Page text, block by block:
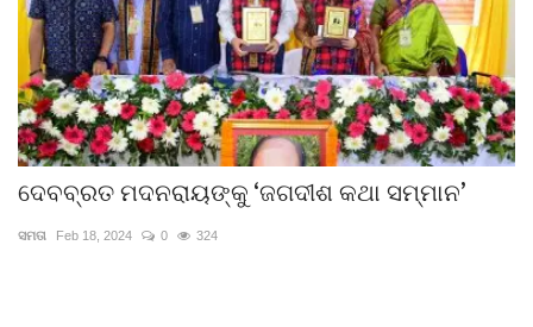
ଦେବବ୍ରତ ମଦନରାୟଙ୍କୁ ‘ଜଗଦୀଶ କଥା ସମ୍ମାନ’
ସମତା Feb 18, 2024 0 324